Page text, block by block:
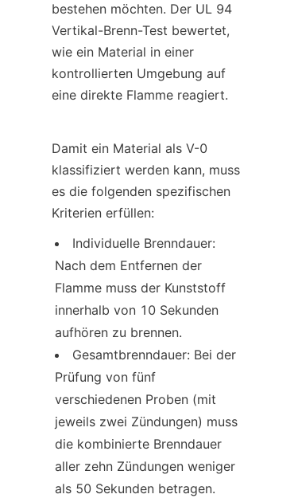
bestehen möchten. Der UL 94
Vertikal-Brenn-Test bewertet,
wie ein Material in einer
kontrollierten Umgebung auf
eine direkte Flamme reagiert.
Damit ein Material als V-0
klassifiziert werden kann, muss
es die folgenden spezifischen
Kriterien erfüllen:
Individuelle Brenndauer:
Nach dem Entfernen der
Flamme muss der Kunststoff
innerhalb von 10 Sekunden
aufhören zu brennen.
Gesamtbrenndauer: Bei der
Prüfung von fünf
verschiedenen Proben (mit
jeweils zwei Zündungen) muss
die kombinierte Brenndauer
aller zehn Zündungen weniger
als 50 Sekunden betragen.